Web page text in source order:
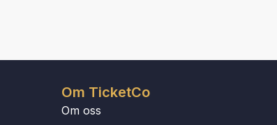
Om TicketCo
Om oss